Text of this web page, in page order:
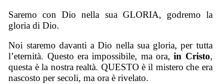
Saremo con Dio nella sua GLORIA, godremo la
gloria di Dio.
Noi staremo davanti a Dio nella sua gloria, per tutta
l’eternità. Questo era impossibile, ma ora,in Cristo,
questa è la nostra realtà. QUESTO è il mistero che era
nascosto per secoli, ma ora è rivelato.